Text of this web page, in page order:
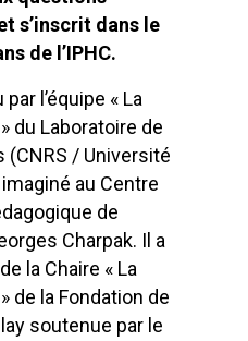
s’inscrit dans le
de l’IPHC.
l’équipe « La
du Laboratoire de
(CNRS / Université
au Centre
de
Charpak. Il a
la Chaire « La
de la Fondation de
soutenue par le